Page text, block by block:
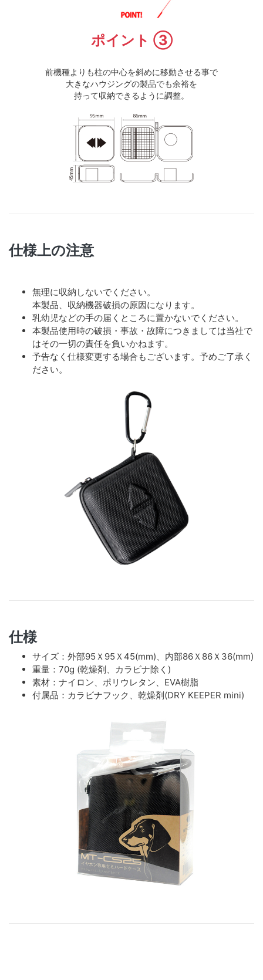
ポイント ③
前機種よりも柱の中心を斜めに移動させる事で
大きなハウジングの製品でも余裕を
持って収納できるように調整。
仕様上の注意
無理に収納しないでください。
本製品、収納機器破損の原因になります。
乳幼児などの手の届くところに置かないでください。
本製品使用時の破損・事故・故障につきましては当社で
はその一切の責任を負いかねます。
予告なく仕様変更する場合もございます。予めご了承く
ださい。
仕様
サイズ：外部95Ｘ95Ｘ45(mm)、内部86Ｘ86Ｘ36(mm)
重量：70g (乾燥剤、カラビナ除く)
素材：ナイロン、ポリウレタン、EVA樹脂
付属品：カラビナフック、乾燥剤(DRY KEEPER mini)